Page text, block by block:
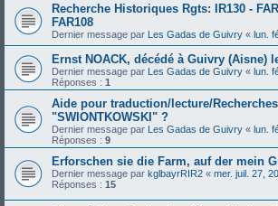
Recherche Historiques Rgts: IR130 -
FAR108
Dernier message par Les Gadas de Guivry « lun.
Ernst NOACK, décédé à Guivry (Aisne)
Dernier message par Les Gadas de Guivry « lun.
Réponses : 1
Aide pour traduction/lecture/
"SWIONTKOWSKI" ?
Dernier message par Les Gadas de Guivry « lun.
Réponses : 9
Erforschen sie die Farm, auf der mein
Dernier message par kglbayrRIR2 « mer. juil. 27,
Réponses : 15